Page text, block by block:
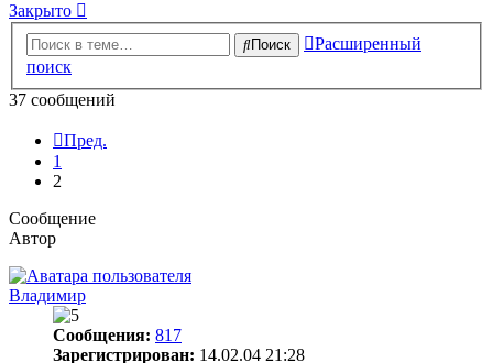
Закрыто
Поиск
Расширенный
поиск
37 сообщений
Пред.
1
2
Сообщение
Автор
Владимир
Сообщения: 817
Зарегистрирован: 14.02.04 21:28